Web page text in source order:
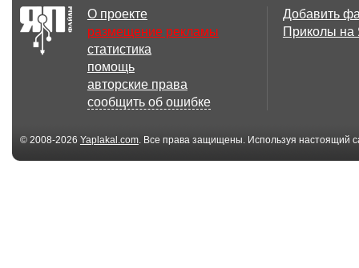
О проекте
размещение рекламы
статистика
помощь
авторские права
сообщить об ошибке
Добавить
Приколы
© 2008-2026 Yaplakal.com. Все права защищены. Используя настоящий